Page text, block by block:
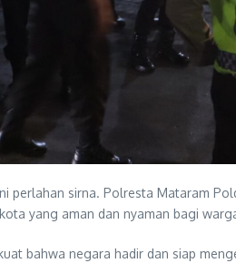
sirna. Polresta Mataram
yang aman dan nyaman bagi
bahwa negara hadir dan siap